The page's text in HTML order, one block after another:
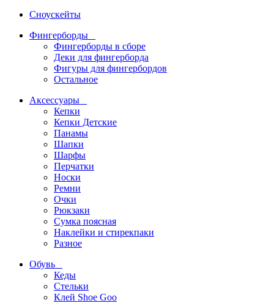
Сноускейты
Фингерборды
Фингерборды в сборе
Деки для фингерборда
Фигуры для фингербордов
Остальное
Аксессуары
Кепки
Кепки Детские
Панамы
Шапки
Шарфы
Перчатки
Носки
Ремни
Очки
Рюкзаки
Сумка поясная
Наклейки и стирекпаки
Разное
Обувь
Кеды
Стельки
Клей Shoe Goo